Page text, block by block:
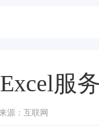
服
源：互联网